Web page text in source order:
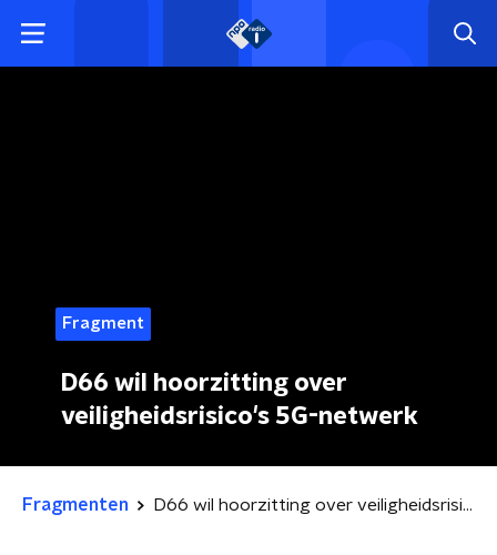
Fragment
D66 wil hoorzitting over
veiligheidsrisico's 5G-netwerk
Fragmenten D66 wil hoorzitting over veiligheidsrisico's 5G-netwerk